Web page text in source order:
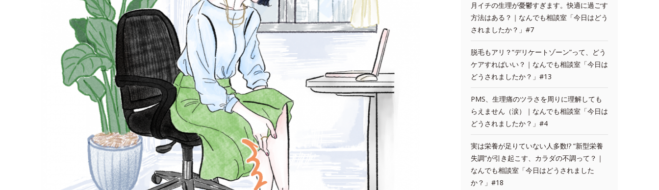
月イチの生理が憂鬱すぎます。快適に過ごす
方法はある？｜なんでも相談室「今日はどう
されましたか？」#7
脱毛もアリ？“デリケートゾーン”って、どう
ケアすればいい？｜なんでも相談室「今日は
どうされましたか？」#13
PMS、生理痛のツラさを周りに理解しても
らえません（涙）｜なんでも相談室「今日は
どうされましたか？」#4
実は栄養が足りていない人多数!? “新型栄養
失調”が引き起こす、カラダの不調って？｜
なんでも相談室「今日はどうされました
か？」#18